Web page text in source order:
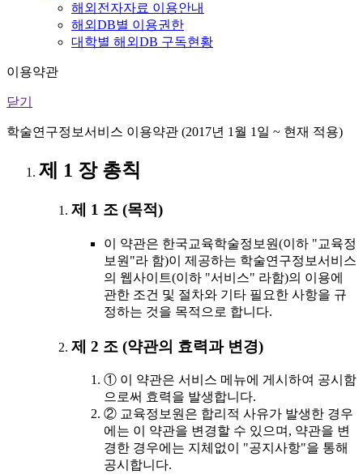
해외전자자료 이용안내
해외DB별 이용권한
대학별 해외DB 구독현황
이용약관
닫기
학술연구정보서비스 이용약관 (2017년 1월 1일 ~ 현재 적용)
제 1 장 총칙
제 1 조 (목적)
이 약관은 한국교육학술정보원(이하 "교육정
보원"라 함)이 제공하는 학술연구정보서비스
의 웹사이트(이하 "서비스" 라함)의 이용에
관한 조건 및 절차와 기타 필요한 사항을 규
정하는 것을 목적으로 합니다.
제 2 조 (약관의 효력과 변경)
① 이 약관은 서비스 메뉴에 게시하여 공시함
으로써 효력을 발생합니다.
② 교육정보원은 합리적 사유가 발생한 경우
에는 이 약관을 변경할 수 있으며, 약관을 변
경한 경우에는 지체없이 "공지사항"을 통해
공시합니다.